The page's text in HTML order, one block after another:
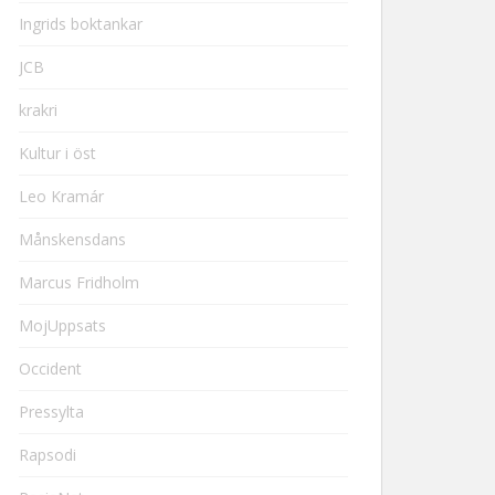
Ingrids boktankar
JCB
krakri
Kultur i öst
Leo Kramár
Månskensdans
Marcus Fridholm
MojUppsats
Occident
Pressylta
Rapsodi